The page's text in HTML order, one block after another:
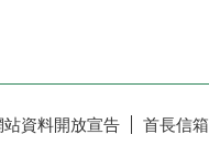
站資料開放宣告
首長信箱